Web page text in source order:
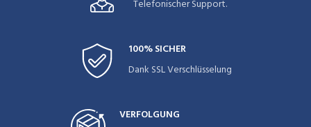
Telefonischer Support.
100% SICHER
Dank SSL Verschlüsselung
VERFOLGUNG